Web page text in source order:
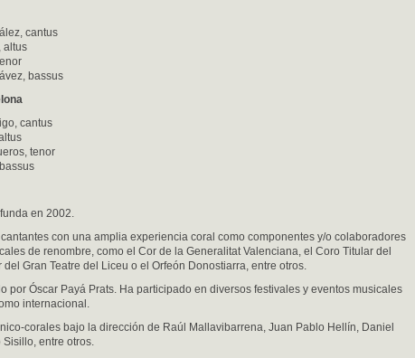
cantus
altus
bassus
cantus
tenor
en 2002.
con una amplia experiencia coral como componentes y/o colaboradores
de renombre, como el Cor de la Generalitat Valenciana, el Coro Titular del
Gran Teatre del Liceu o el Orfeón Donostiarra, entre otros.
por Óscar Payá Prats. Ha participado en diversos festivales y eventos musicales
internacional.
corales bajo la dirección de Raúl Mallavibarrena, Juan Pablo Hellín, Daniel
Sisillo, entre otros.